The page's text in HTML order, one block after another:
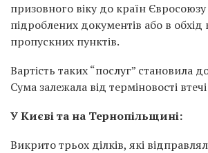
призовного віку до країн Євросоюзу
підроблених документів або в
пропускних пунктів.
Вартість таких “послуг” становила
Сума залежала від терміновості
У Києві та на Тернопільщині:
Викрито трьох ділків, які